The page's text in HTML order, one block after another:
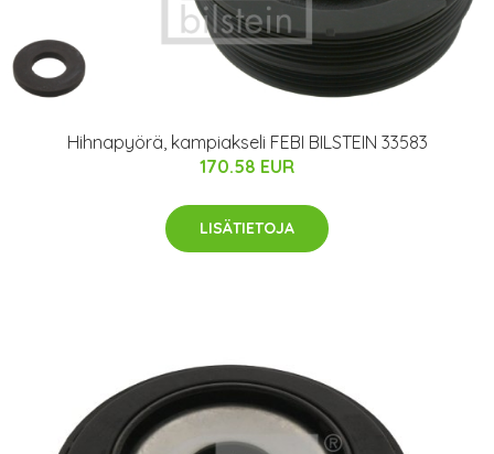
Hihnapyörä, kampiakseli FEBI BILSTEIN 33583
170.58 EUR
LISÄTIETOJA